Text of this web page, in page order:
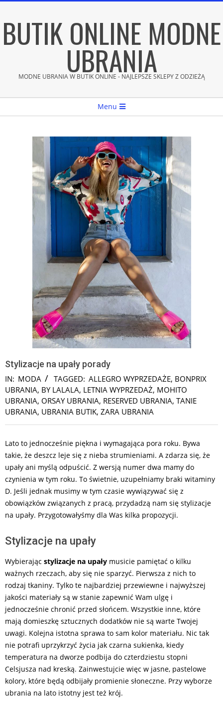
content
BUTIK ONLINE MODNE
UBRANIA
MODNE UBRANIA W BUTIK ONLINE - NAJLEPSZE SKLEPY Z ODZIEŻĄ
Menu
Stylizacje na upały porady
IN: MODA TAGGED: ALLEGRO WYPRZEDAŻE, BONPRIX
UBRANIA, BY LALALA, LETNIA WYPRZEDAŻ, MOHITO
UBRANIA, ORSAY UBRANIA, RESERVED UBRANIA, TANIE
UBRANIA, UBRANIA BUTIK, ZARA UBRANIA
Lato to jednocześnie piękna i wymagająca pora roku. Bywa
takie, że deszcz leje się z nieba strumieniami. A zdarza się, że
upały ani myślą odpuścić. Z wersją numer dwa mamy do
czynienia w tym roku. To świetnie, uzupełniamy braki witaminy
D. Jeśli jednak musimy w tym czasie wywiązywać się z
obowiązków związanych z pracą, przydadzą nam się stylizacje
na upały. Przygotowałyśmy dla Was kilka propozycji.
Stylizacje na upały
Wybierając stylizacje na upały musicie pamiętać o kilku
ważnych rzeczach, aby się nie sparzyć. Pierwsza z nich to
rodzaj tkaniny. Tylko te najbardziej przewiewne i najwyższej
jakości materiały są w stanie zapewnić Wam ulgę i
jednocześnie chronić przed słońcem. Wszystkie inne, które
mają domieszkę sztucznych dodatków nie są warte Twojej
uwagi. Kolejna istotna sprawa to sam kolor materiału. Nic tak
nie potrafi uprzykrzyć życia jak czarna sukienka, kiedy
temperatura na dworze podbija do czterdziestu stopni
Celsjusza nad kreską. Zainwestujcie więc w jasne, pastelowe
kolory, które będą odbijały promienie słoneczne. Przy wyborze
ubrania na lato istotny jest też krój.